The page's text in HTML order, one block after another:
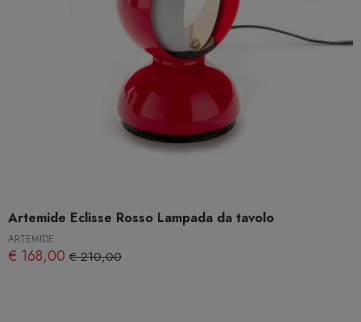
Artemide Eclisse Rosso Lampada da tavolo
ARTEMIDE
€ 168,00 € 210,00